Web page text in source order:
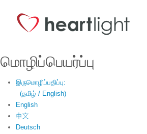
மொழிப்பெயர்ப்பு
இருமொழிப்பதிப்பு:
(தமிழ் / English)
English
中文
Deutsch